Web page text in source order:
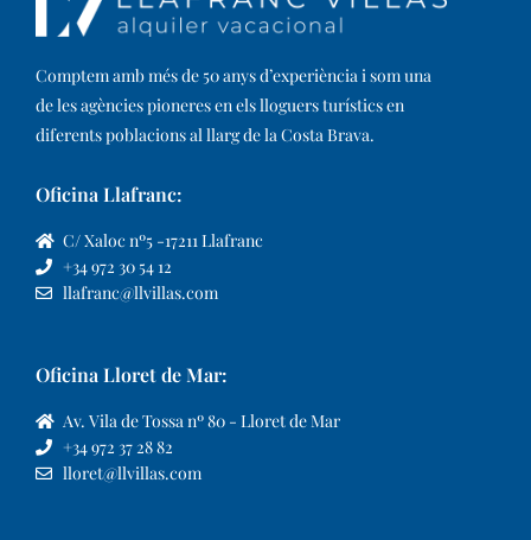
Comptem amb més de 50 anys d’experiència i som una
de les agències pioneres en els lloguers turístics en
diferents poblacions al llarg de la Costa Brava. ​
Oficina Llafranc:
C/ Xaloc nº5 -17211 Llafranc
+34 972 30 54 12
llafranc@llvillas.com
Oficina Lloret de Mar:
Av. Vila de Tossa nº 80 - Lloret de Mar
+34 972 37 28 82
lloret@llvillas.com